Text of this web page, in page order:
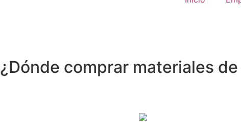
¿Dónde comprar materiales